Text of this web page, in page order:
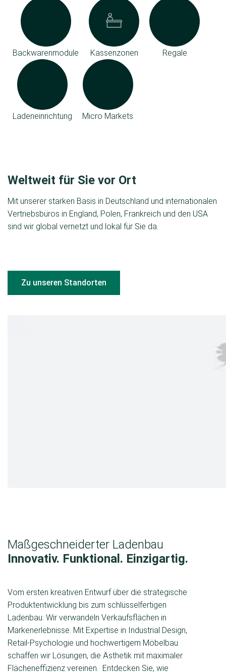
Backwarenmodule Kassenzonen Regale
Ladeneinrichtung Micro Markets
Weltweit für Sie vor Ort
Mit unserer starken Basis in Deutschland und internationalen
Vertriebsbüros in England, Polen, Frankreich und den USA
sind wir global vernetzt und lokal für Sie da.
Zu unseren Standorten
Maßgeschneiderter Ladenbau
Innovativ. Funktional. Einzigartig.
Vom ersten kreativen Entwurf über die strategische
Produktentwicklung bis zum schlüsselfertigen
Ladenbau: Wir verwandeln Verkaufsflächen in
Markenerlebnisse. Mit Expertise in Industrial Design,
Retail-Psychologie und hochwertigem Möbelbau
schaffen wir Lösungen, die Ästhetik mit maximaler
Flächeneffizienz vereinen. Entdecken Sie, wie